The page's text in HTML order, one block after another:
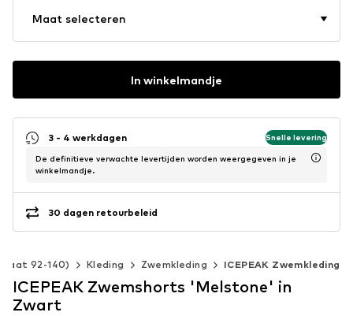
Maat selecteren
In winkelmandje
3 - 4 werkdagen Snelle levering
De definitieve verwachte levertijden worden weergegeven in je
winkelmandje.
30 dagen retourbeleid
92-140) Kleding Zwemkleding ICEPEAK Zwemkleding
ICEPEAK Zwemshorts 'Melstone' in
Zwart